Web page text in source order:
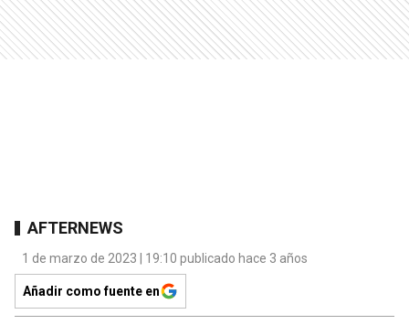
AFTERNEWS
1 de marzo de 2023 | 19:10 publicado hace 3 años
Añadir como fuente en